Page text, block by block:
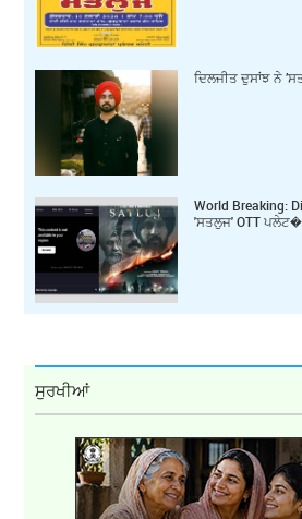
ਦਿਲਜੀਤ ਦੁਸਾਂਝ ਨੇ
World Breaking:
'ਸਤਲੁਜ' OTT ਪਲੇਟ�
ਸੁਰਖੀਆਂ